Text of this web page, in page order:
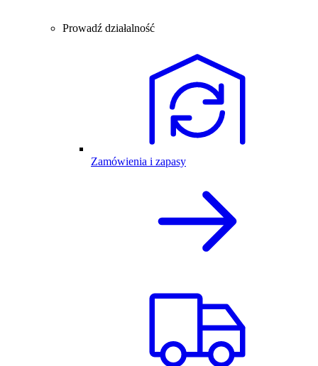
Prowadź działalność
Zamówienia i zapasy